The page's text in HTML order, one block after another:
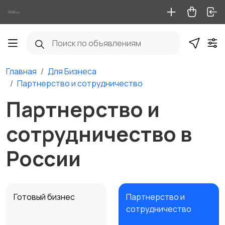
Главная
Для Бизнеса
Партнерство и сотрудничество
Партнерство и
сотрудничество в
России
Готовый бизнес
Партнерство и
сотрудничество